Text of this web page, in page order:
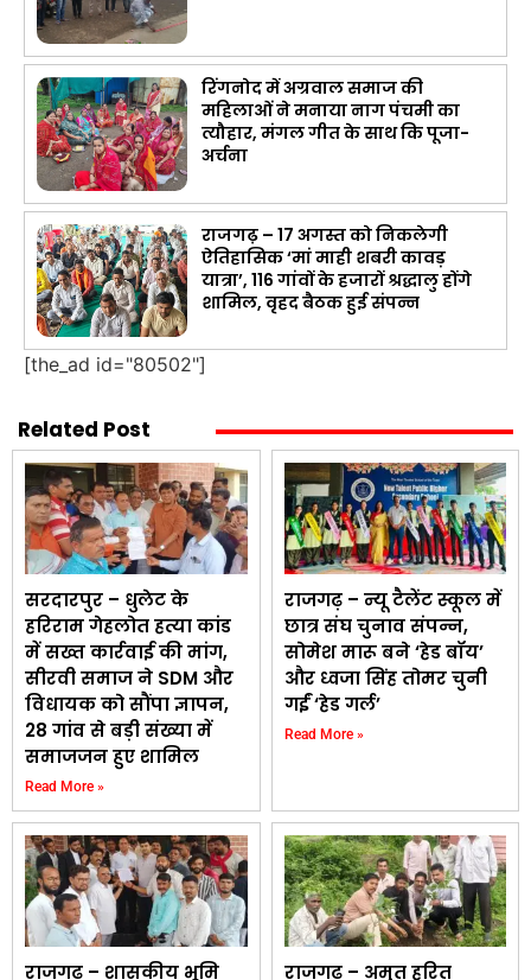
रिंगनोद में अग्रवाल समाज की
महिलाओं ने मनाया नाग पंचमी का
त्यौहार, मंगल गीत के साथ कि पूजा-
अर्चना
राजगढ़ – 17 अगस्त को निकलेगी
ऐतिहासिक ‘मां माही शबरी कावड़
यात्रा’, 116 गांवों के हजारों श्रद्धालु होंगे
शामिल, वृहद बैठक हुई संपन्न
[the_ad id="80502"]
Related Post
सरदारपुर – धुलेट के
हरिराम गेहलोत हत्या कांड
में सख्त कार्रवाई की मांग,
सीरवी समाज ने SDM और
विधायक को सौंपा ज्ञापन,
28 गांव से बड़ी संख्या में
समाजजन हुए शामिल
Read More »
राजगढ़ – न्यू टैलेंट स्कूल में
छात्र संघ चुनाव संपन्न,
सोमेश मारू बने ‘हेड बॉय’
और ध्वजा सिंह तोमर चुनी
गईं ‘हेड गर्ल’
Read More »
राजगढ़ – शासकीय भूमि
राजगढ़ – अमृत हरित